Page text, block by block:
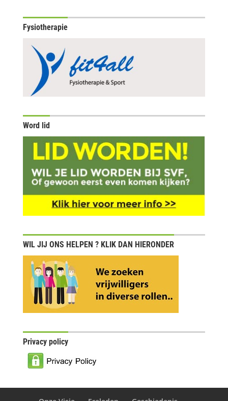
Fysiotherapie
Word lid
WIL JIJ ONS HELPEN ? KLIK DAN HIERONDER
Privacy policy